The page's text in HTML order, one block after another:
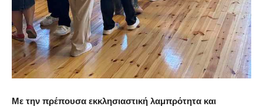
Με την πρέπουσα εκκλησιαστική λαμπρότητα και